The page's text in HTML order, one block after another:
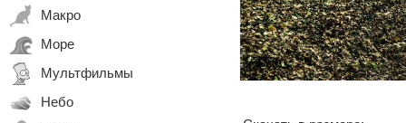
Макро
Море
Мультфильмы
Небо